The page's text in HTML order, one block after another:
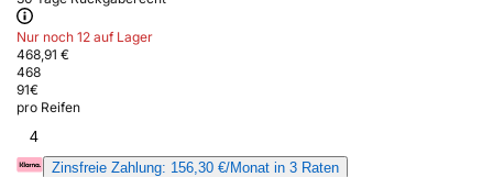
Nur noch 12 auf Lager
468,91 €
468
91€
pro Reifen
4
Zinsfreie Zahlung: 156,30 €/Monat in 3 Raten